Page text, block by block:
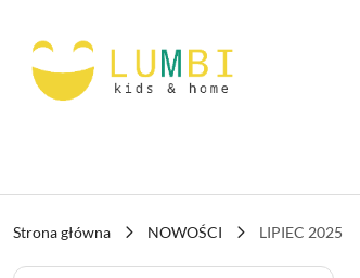
Strona główna NOWOŚCI LIPIEC 2025